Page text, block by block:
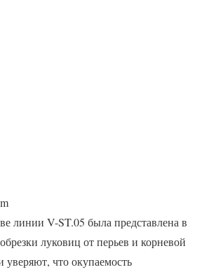
линии V-ST.05 была представлена в
луковиц от перьев и корневой
уверяют, что окупаемость